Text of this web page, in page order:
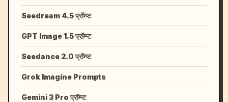
Seedream 4.5 प्रॉम्प्ट
GPT Image 1.5 प्रॉम्प्ट
Seedance 2.0 प्रॉम्प्ट
Grok Imagine Prompts
Gemini 3 Pro प्रॉम्प्ट